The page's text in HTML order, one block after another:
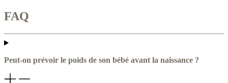
FAQ
Peut-on prévoir le poids de son bébé avant la naissance ?